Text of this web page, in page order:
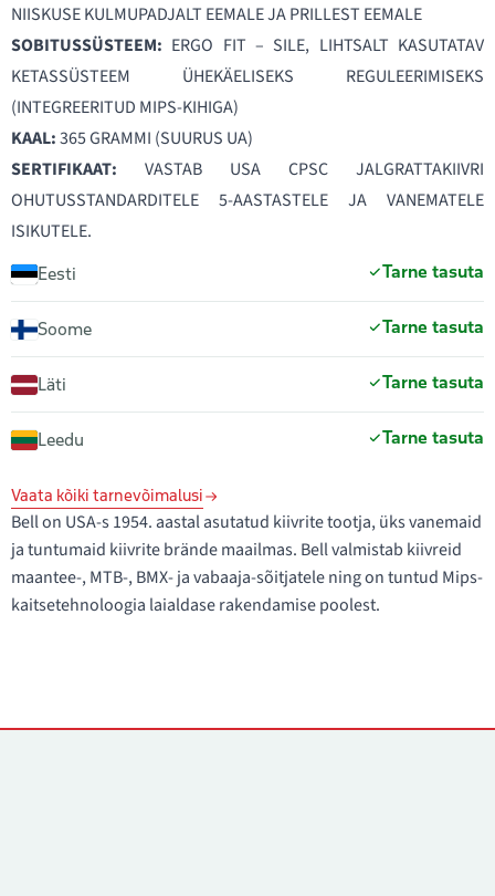
NIISKUSE KULMUPADJALT EEMALE JA PRILLEST EEMALE
SOBITUSSÜSTEEM: ERGO FIT – SILE, LIHTSALT KASUTATAV
KETASSÜSTEEM ÜHEKÄELISEKS REGULEERIMISEKS
(INTEGREERITUD MIPS-KIHIGA)
KAAL:365 GRAMMI (SUURUS UA)
SERTIFIKAAT: VASTAB USA CPSC JALGRATTAKIIVRI
OHUTUSSTANDARDITELE 5-AASTASTELE JA VANEMATELE
ISIKUTELE.
Eesti Tarne tasuta
Soome Tarne tasuta
Läti Tarne tasuta
Leedu Tarne tasuta
Vaata kõiki tarnevõimalusi
Bell on USA-s 1954. aastal asutatud kiivrite tootja, üks vanemaid
ja tuntumaid kiivrite brände maailmas. Bell valmistab kiivreid
maantee-, MTB-, BMX- ja vabaaja-sõitjatele ning on tuntud Mips-
kaitsetehnoloogia laialdase rakendamise poolest.